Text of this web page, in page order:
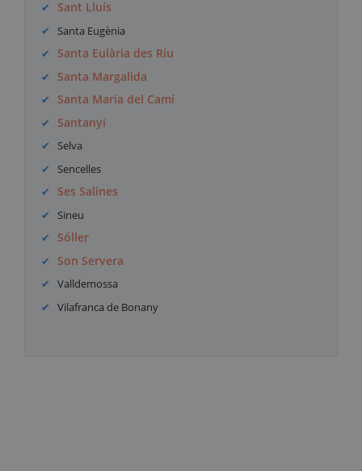
Sant Lluís
Santa Eugènia
Santa Eulària des Riu
Santa Margalida
Santa María del Camí
Santanyí
Selva
Sencelles
Ses Salines
Sineu
Sóller
Son Servera
Valldemossa
Vilafranca de Bonany